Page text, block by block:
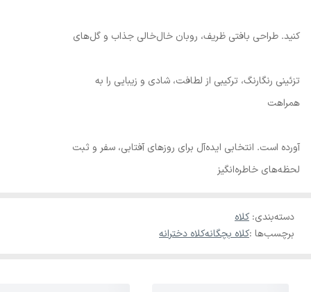
کنید. طراحی بافتی ظریف، روبان خال‌خالی جذاب و گل‌های
تزئینی رنگارنگ، ترکیبی از لطافت، شادی و زیبایی را به
همراهت
آورده است. انتخابی ایده‌آل برای روزهای آفتابی، سفر و ثبت
لحظه‌های خاطره‌انگیز
دسته‌بندی: کلاه
برچسب‌ها :کلاه بچگانهکلاه دخترانه